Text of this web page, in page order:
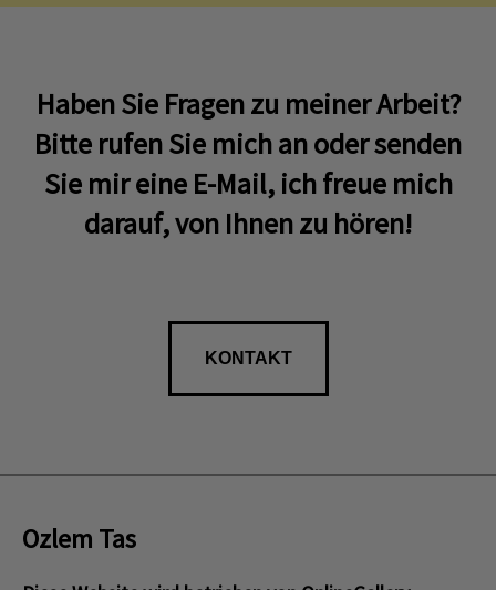
Haben Sie Fragen zu meiner Arbeit?
Bitte rufen Sie mich an oder senden
Sie mir eine E-Mail, ich freue mich
darauf, von Ihnen zu hören!
KONTAKT
Ozlem Tas